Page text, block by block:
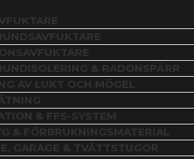
& RADONSPÄRR
AV LUKT OCH MÖGEL
& FFS-SYSTEM
& FÖRBRUKNINGSMATERIAL
GARAGE & TVÄTTSTUGOR